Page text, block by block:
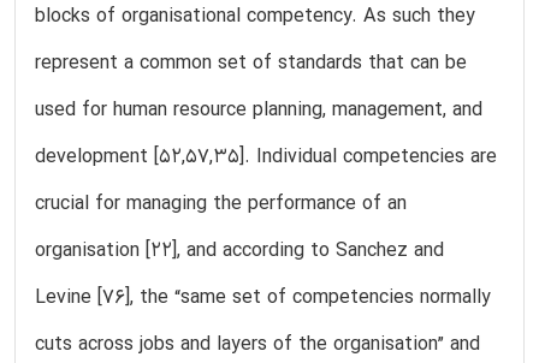
blocks of organisational competency. As such they
represent a common set of standards that can be
used for human resource planning, management, and
development [52,57,35]. Individual competencies are
crucial for managing the performance of an
organisation [22], and according to Sanchez and
Levine [76], the “same set of competencies normally
cuts across jobs and layers of the organisation” and